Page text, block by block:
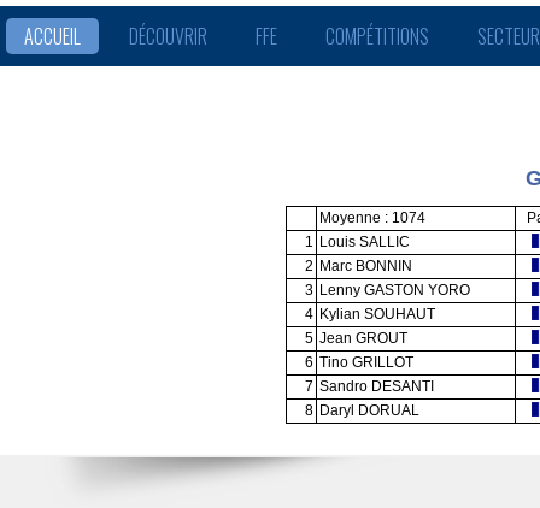
ACCUEIL DÉCOUVRIR FFE COMPÉTITIONS
Moyenne : 1074
1 Louis SALLIC
2 Marc BONNIN
3 Lenny GASTON YORO
4 Kylian SOUHAUT
5 Jean GROUT
6 Tino GRILLOT
7 Sandro DESANTI
8 Daryl DORUAL